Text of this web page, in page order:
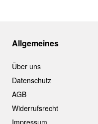
Allgemeines
Über uns
Datenschutz
AGB
Widerrufsrecht
Impressum